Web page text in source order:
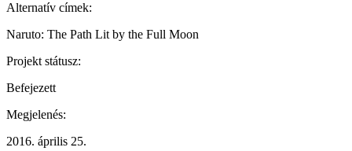
Alternatív címek:
Naruto: The Path Lit by the Full Moon
Projekt státusz:
Befejezett
Megjelenés:
2016. április 25.